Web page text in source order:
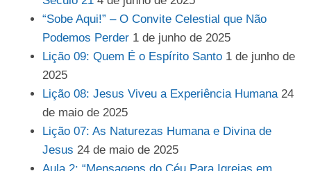
“Sobe Aqui!” – O Convite Celestial que Não
Podemos Perder 1 de junho de 2025
Lição 09: Quem É o Espírito Santo 1 de junho de
2025
Lição 08: Jesus Viveu a Experiência Humana 24
de maio de 2025
Lição 07: As Naturezas Humana e Divina de
Jesus 24 de maio de 2025